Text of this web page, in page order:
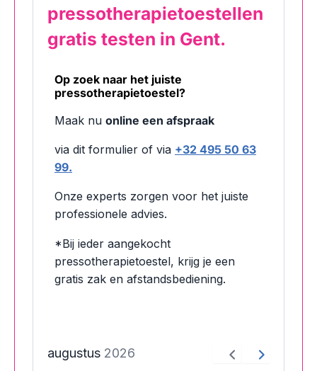
pressotherapietoestellen
gratis testen in Gent.
Op zoek naar het juiste
pressotherapietoestel?
Maak nu online een afspraak
via dit formulier of via +32 495 50 63
99.
Onze experts zorgen voor het juiste
professionele advies.
*Bij ieder aangekocht
pressotherapietoestel, krijg je een
gratis zak en afstandsbediening.
augustus 2026